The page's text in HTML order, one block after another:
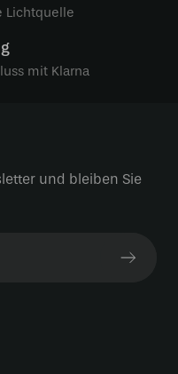
Lichtquelle
mit Klarna
und bleiben Sie